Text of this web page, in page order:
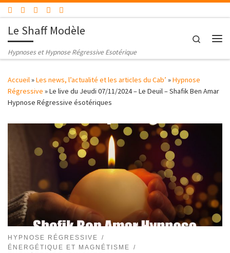
Passer au contenu
Le Shaff Modèle
Hypnoses et Hypnose Régressive Esotérique
Search
Accueil»Les news, l’actualité et les articles du Cab’ »Hypnose
Régressive »Le live du Jeudi 07/11/2024 – Le Deuil – Shafik Ben Amar
Hypnose Régressive ésotériques
HYPNOSE RÉGRESSIVE
ÉNERGÉTIQUE ET MAGNÉTISME